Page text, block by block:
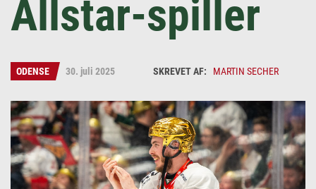
Allstar-spiller
ODENSE 30. juli 2025 MARTIN SECHER